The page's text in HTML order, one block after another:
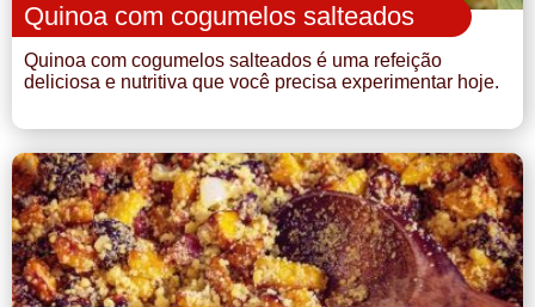
Quinoa com cogumelos salteados
Quinoa com cogumelos salteados é uma refeição
deliciosa e nutritiva que você precisa experimentar hoje.